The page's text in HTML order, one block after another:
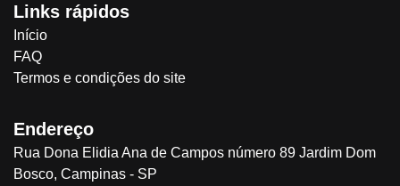
Links rápidos
Início
FAQ
Termos e condições do site
Endereço
Rua Dona Elidia Ana de Campos número 89 Jardim Dom
Bosco, Campinas - SP